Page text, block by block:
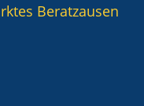
Beratzausen